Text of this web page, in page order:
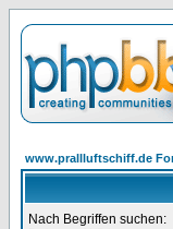
www.prallluftschiff.de
Nach Begriffen suchen: